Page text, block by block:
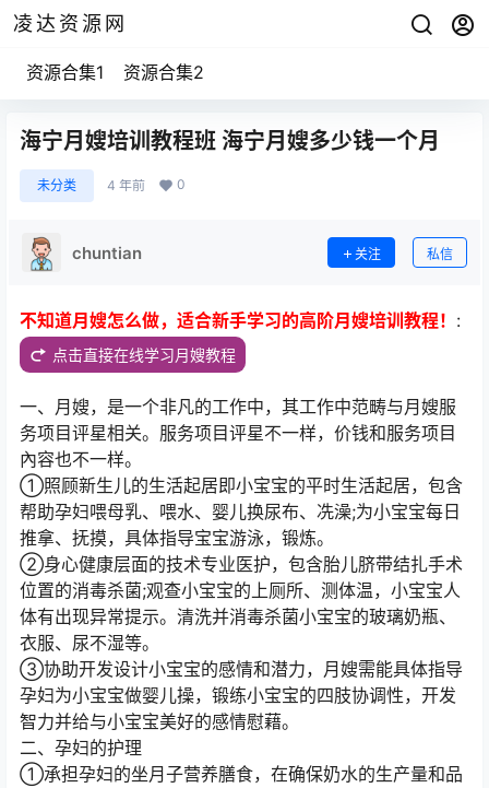
凌达资源网
资源合集1 资源合集2
海宁月嫂培训教程班 海宁月嫂多少钱一个月
未分类 4 年前 0
chuntian 关注 私信
不知道月嫂怎么做，适合新手学习的高阶月嫂培训教程！ :
点击直接在线学习月嫂教程
一、月嫂，是一个非凡的工作中，其工作中范畴与月嫂服
务项目评星相关。服务项目评星不一样，价钱和服务项目
內容也不一样。
①照顾新生儿的生活起居即小宝宝的平时生活起居，包含
帮助孕妇喂母乳、喂水、婴儿换尿布、冼澡;为小宝宝每日
推拿、抚摸，具体指导宝宝游泳，锻炼。
②身心健康层面的技术专业医护，包含胎儿脐带结扎手术
位置的消毒杀菌;观查小宝宝的上厕所、测体温，小宝宝人
体有出现异常提示。清洗并消毒杀菌小宝宝的玻璃奶瓶、
衣服、尿不湿等。
③协助开发设计小宝宝的感情和潜力，月嫂需能具体指导
孕妇为小宝宝做婴儿操，锻练小宝宝的四肢协调性，开发
智力并给与小宝宝美好的感情慰藉。
二、孕妇的护理
①承担孕妇的坐月子营养膳食，在确保奶水的生产量和品